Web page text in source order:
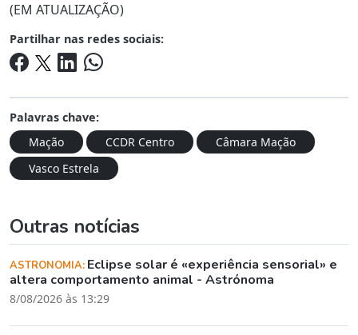
(EM ATUALIZAÇÃO)
Partilhar nas redes sociais:
Palavras chave:
Mação
CCDR Centro
Câmara Mação
Vasco Estrela
Outras notícias
ASTRONOMIA: Eclipse solar é «experiência sensorial» e
altera comportamento animal - Astrónoma
8/08/2026 às 13:29